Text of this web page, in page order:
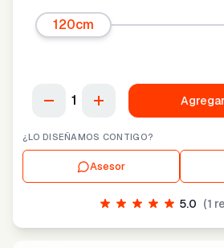
120cm
1
¿LO DISEÑAMOS CONTIGO?
Asesor
5.0 (1